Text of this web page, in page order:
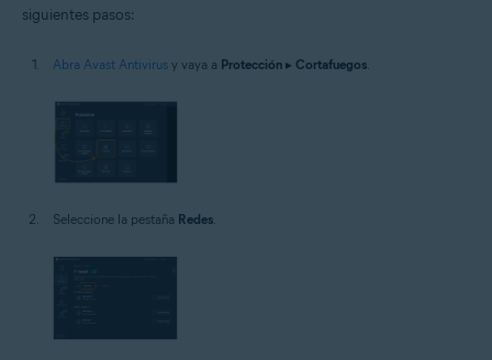
siguientes pasos:
Abra Avast Antivirus y vaya a Protección ▸ Cortafuegos.
Seleccione la pestaña Redes.